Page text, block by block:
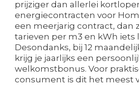
prijziger dan allerlei
energiecontracten voor
een meerjarig contract, dan
tarieven per m3 en kWh iets
Desondanks, bij 12
krijg je jaarlijks een
welkomstbonus. Voor
consument is dit het meest